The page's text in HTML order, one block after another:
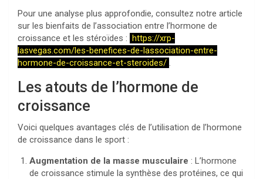
Pour une analyse plus approfondie, consultez notre article
sur les bienfaits de l’association entre l’hormone de
croissance et les stéroïdes : https://xrp-
lasvegas.com/les-benefices-de-lassociation-entre-
hormone-de-croissance-et-steroides/ .
Les atouts de l’hormone de
croissance
Voici quelques avantages clés de l’utilisation de l’hormone
de croissance dans le sport :
Augmentation de la masse musculaire : L’hormone
de croissance stimule la synthèse des protéines, ce qui